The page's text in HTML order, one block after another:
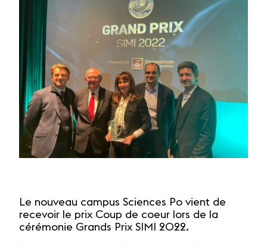
Le nouveau campus Sciences Po vient de
recevoir le prix Coup de coeur lors de la
cérémonie Grands Prix SIMI 2022.